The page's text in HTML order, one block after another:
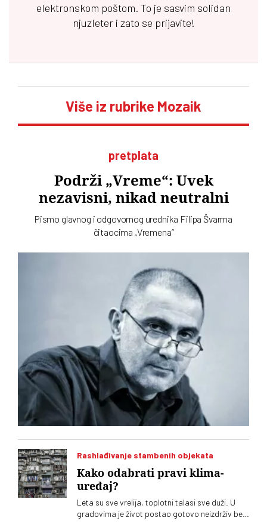
elektronskom poštom. To je sasvim solidan
njuzleter i zato se prijavite!
Više iz rubrike Mozaik
pretplata
Podrži „Vreme“: Uvek
nezavisni, nikad neutralni
Pismo glavnog i odgovornog urednika Filipa Švarma
čitaocima „Vremena“
Rashlađivanje stambenih objekata
Kako odabrati pravi klima-
uređaj?
Leta su sve vrelija, toplotni talasi sve duži. U
gradovima je život postao gotovo neizdrživ bez